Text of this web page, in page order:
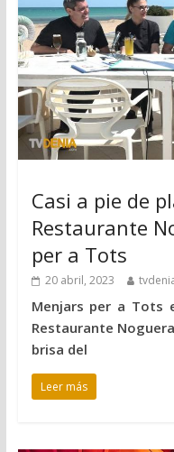
Casi a pie de
Restaurante
per a Tots
20 abril, 2023
Menjars per a Tots
Restaurante
brisa del
Leer más